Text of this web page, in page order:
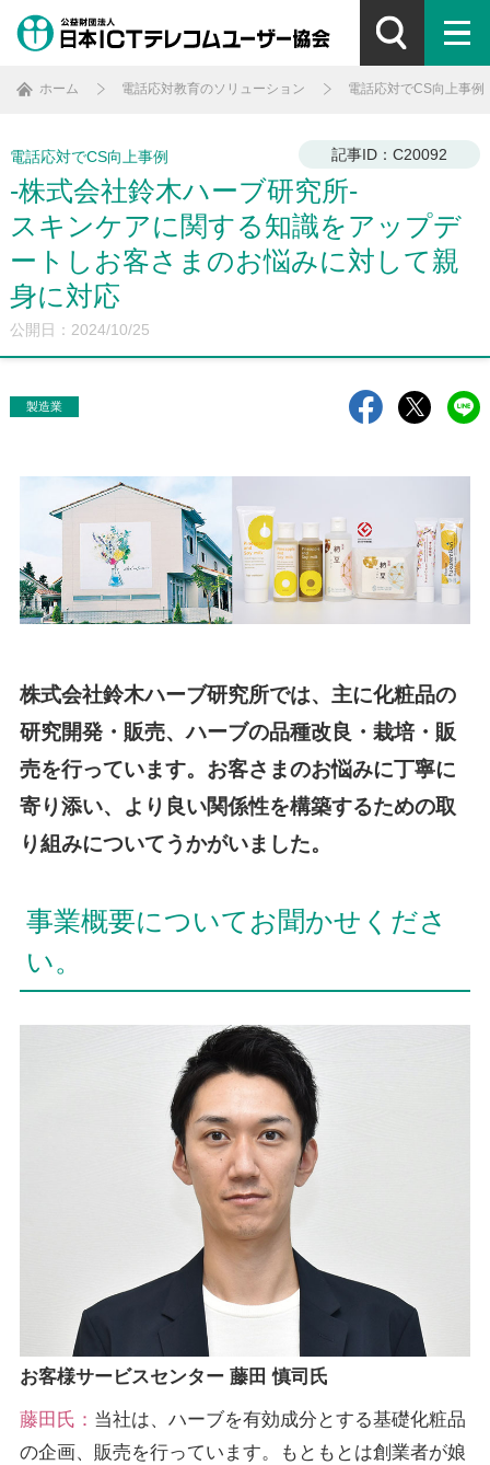
ホーム 電話応対教育のソリューション 電話応対でCS向上事例
電話応対でCS向上事例
-株式会社鈴木ハーブ研究所-
スキンケアに関する知識をアップデ
ートしお客さまのお悩みに対して親
身に対応
記事ID：C20092
公開日：2024/10/25
製造業
株式会社鈴木ハーブ研究所では、主に化粧品の
研究開発・販売、ハーブの品種改良・栽培・販
売を行っています。お客さまのお悩みに丁寧に
寄り添い、より良い関係性を構築するための取
り組みについてうかがいました。
事業概要についてお聞かせくださ
い。
お客様サービスセンター 藤田 慎司氏
藤田氏： 当社は、ハーブを有効成分とする基礎化粧品
の企画、販売を行っています。もともとは創業者が娘